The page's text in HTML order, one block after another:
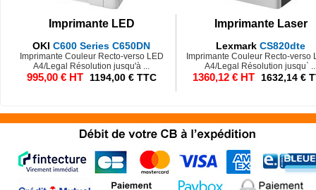
Imprimante LED
OKI C600 Series C650DN
Imprimante Couleur Recto-verso LED
A4/Legal Résolution jusqu'à ...
995,00 € HT 1194,00 € TTC
Imprimante Laser
Lexmark CS820dte
Imprimante Couleur Recto-verso
A4/Legal Résolution jusqu`
1360,12 € HT 1632,14 €